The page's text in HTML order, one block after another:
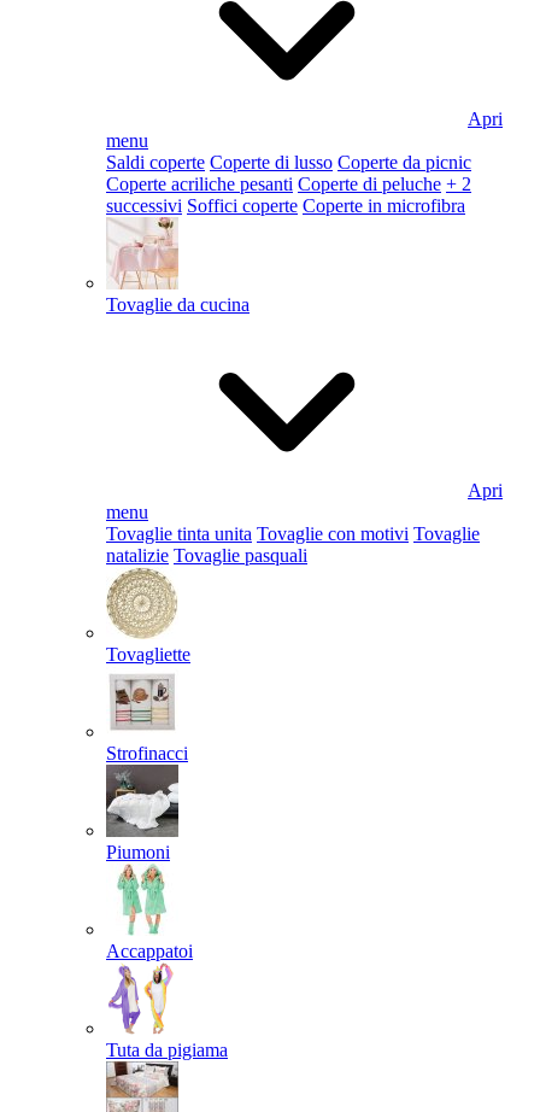
Apri
menu
Saldi coperte Coperte di lusso Coperte da picnic
Coperte acriliche pesanti Coperte di peluche + 2
successivi Soffici coperte Coperte in microfibra
Tovaglie da cucina
Apri
menu
Tovaglie tinta unita Tovaglie con motivi Tovaglie
natalizie Tovaglie pasquali
Tovagliette
Strofinacci
Piumoni
Accappatoi
Tuta da pigiama